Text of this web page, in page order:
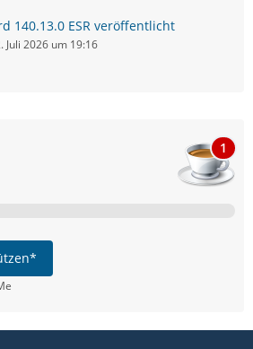
140.13.0 ESR veröffentlicht
Juli 2026 um 19:16
1